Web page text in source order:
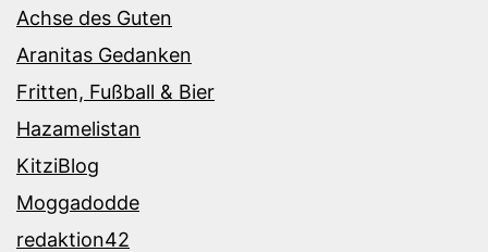
Achse des Guten
Aranitas Gedanken
Fritten, Fußball & Bier
Hazamelistan
KitziBlog
Moggadodde
redaktion42